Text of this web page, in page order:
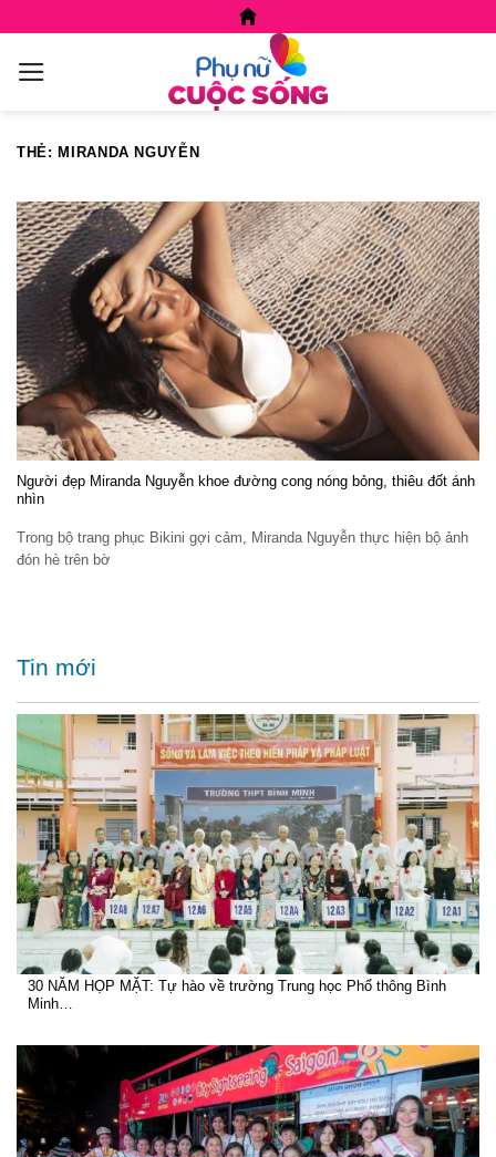
content
THẺ: MIRANDA NGUYỄN
Người đẹp Miranda Nguyễn khoe đường cong nóng bỏng, thiêu đốt ánh
nhìn
Trong bộ trang phục Bikini gợi cảm, Miranda Nguyễn thực hiện bộ ảnh
đón hè trên bờ
Tin mới
30 NĂM HỌP MẶT: Tự hào về trường Trung học Phổ thông Bình
Minh…